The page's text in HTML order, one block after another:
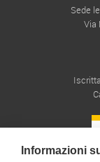
Sede
Via
Informazioni